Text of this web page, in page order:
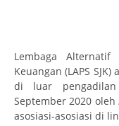
Lembaga Alternatif
Keuangan (LAPS
di luar
September 2020 oleh
asosiasi-asosiasi di